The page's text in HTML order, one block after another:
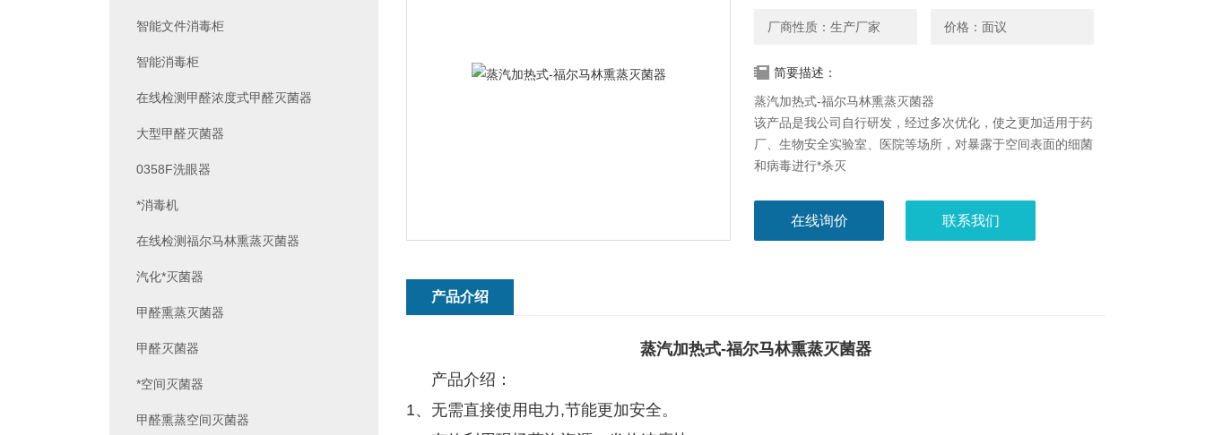
厂商性质：生产厂家 价格：面议
简要描述：
蒸汽加热式-福尔马林熏蒸灭菌器
该产品是我公司自行研发，经过多次优化，使之更加适用于药
厂、生物安全实验室、医院等场所，对暴露于空间表面的细菌
和病毒进行*杀灭
在线询价 联系我们
产品介绍
蒸汽加热式-福尔马林熏蒸灭菌器
产品介绍：
1、无需直接使用电力,节能更加安全。
智能文件消毒柜
智能消毒柜
在线检测甲醛浓度式甲醛灭菌器
大型甲醛灭菌器
0358F洗眼器
*消毒机
在线检测福尔马林熏蒸灭菌器
汽化*灭菌器
甲醛熏蒸灭菌器
甲醛灭菌器
*空间灭菌器
甲醛熏蒸空间灭菌器